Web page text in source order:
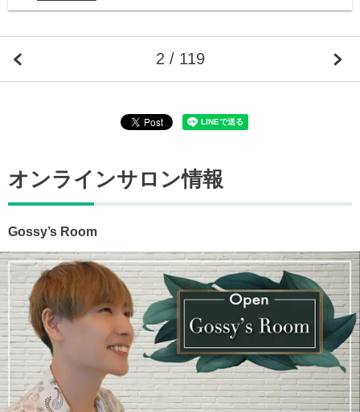
2 / 119
オンラインサロン情報
Gossy’s Room